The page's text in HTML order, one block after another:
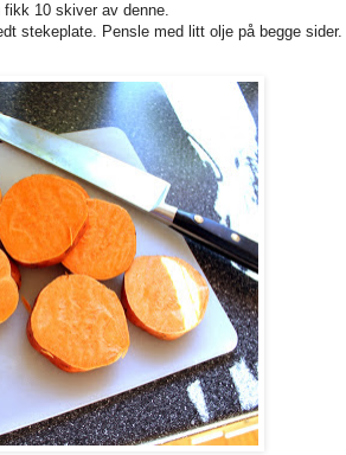
10 skiver av denne.
stekeplate. Pensle med litt olje på begge